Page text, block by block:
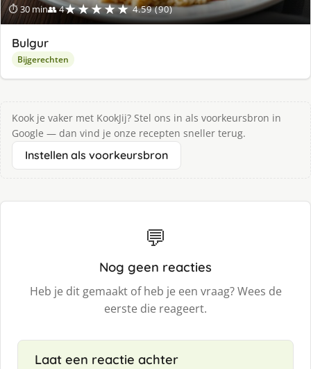
⏱ 30 min👥 4★★★★★ 4.59 (90)
Bulgur
Bijgerechten
Kook je vaker met KookJij? Stel ons in als voorkeursbron in
Google — dan vind je onze recepten sneller terug.
Instellen als voorkeursbron
💬
Nog geen reacties
Heb je dit gemaakt of heb je een vraag? Wees de
eerste die reageert.
Laat een reactie achter